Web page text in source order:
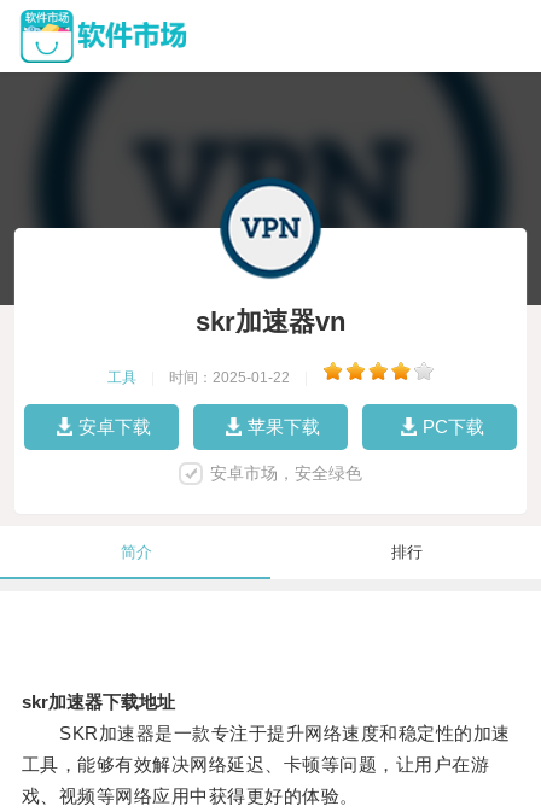
skr加速器vn
工具 时间：2025-01-22
安卓下载 苹果下载 PC下载
安卓市场，安全绿色
简介 排行
skr加速器下载地址
SKR加速器是一款专注于提升网络速度和稳定性的加速
工具，能够有效解决网络延迟、卡顿等问题，让用户在游
戏、视频等网络应用中获得更好的体验。